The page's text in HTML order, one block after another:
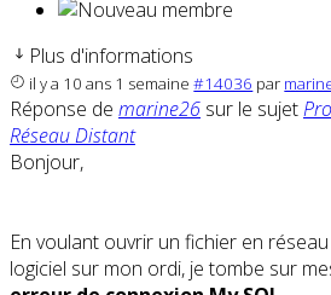
Plus d'informations
il y a 10 ans 1 semaine #14036 par
Réponse de marine26 sur le sujet
Réseau Distant
Bonjour,
En voulant ouvrir un fichier en
logiciel sur mon ordi, je tombe sur